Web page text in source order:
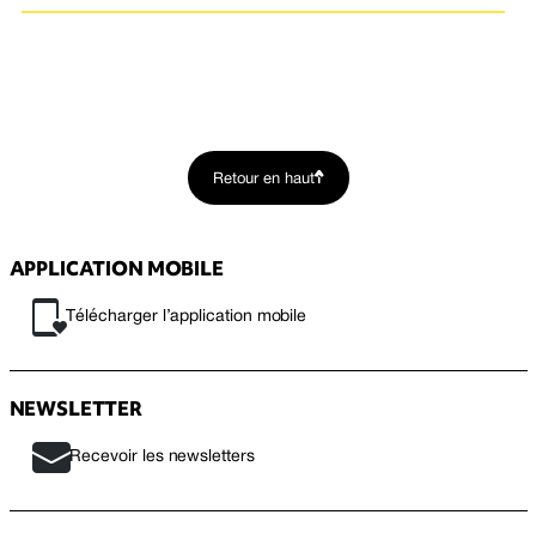
Retour en haut
APPLICATION MOBILE
Télécharger l’application mobile
NEWSLETTER
Recevoir les newsletters